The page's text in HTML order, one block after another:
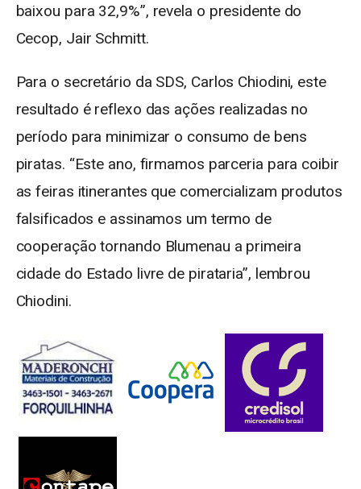
baixou para 32,9%”, revela o presidente do
Cecop, Jair Schmitt.
Para o secretário da SDS, Carlos Chiodini, este
resultado é reflexo das ações realizadas no
período para minimizar o consumo de bens
piratas. “Este ano, firmamos parceria para coibir
as feiras itinerantes que comercializam produtos
falsificados e assinamos um termo de
cooperação tornando Blumenau a primeira
cidade do Estado livre de pirataria”, lembrou
Chiodini.